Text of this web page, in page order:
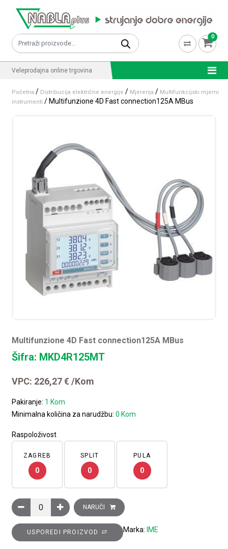
Pretraži: 0
Veleprodajna online trgovina
Početna / Distribucija električne energije / Mjerenja / Multifunkcijski mjerni
instrumenti / Multifunzione 4D Fast connection125A MBus
Multifunzione 4D Fast connection125A MBus
Šifra: MKD4R125MT
VPC: 226,27€ /Kom
Pakiranje: 1 Kom
Minimalna količina za narudžbu:0 Kom
Raspoloživost
ZAGREB
0
SPLIT
0
PULA
0
Multifunzione 4D Fast connection125A MBus količina
NARUČI
USPOREDI PROIZVOD Marka: IME